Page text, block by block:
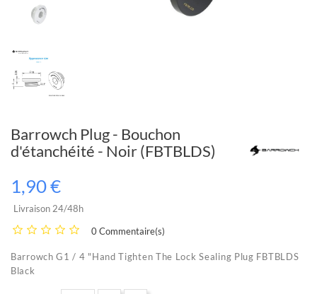
Barrowch Plug - Bouchon
d'étanchéité - Noir (FBTBLDS)
1,90 €
Livraison 24/48h
0 Commentaire(s)
Barrowch G1 / 4 "Hand Tighten The Lock Sealing Plug FBTBLDS
Black